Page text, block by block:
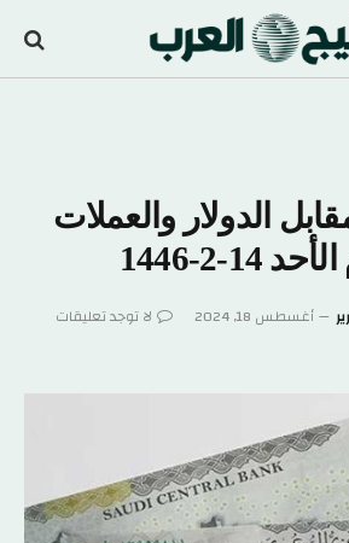
الدولار والعملات
14-2-1446
أغسطس 18, 2024
لا توجد تعليقات